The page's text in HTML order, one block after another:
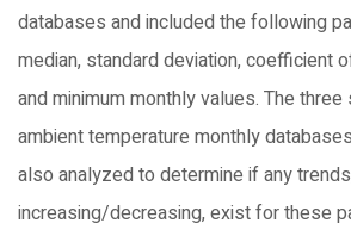
databases and included the following
median, standard deviation, coefficient
and minimum monthly values. The three
ambient temperature monthly
also analyzed to determine if any
increasing/decreasing, exist for these